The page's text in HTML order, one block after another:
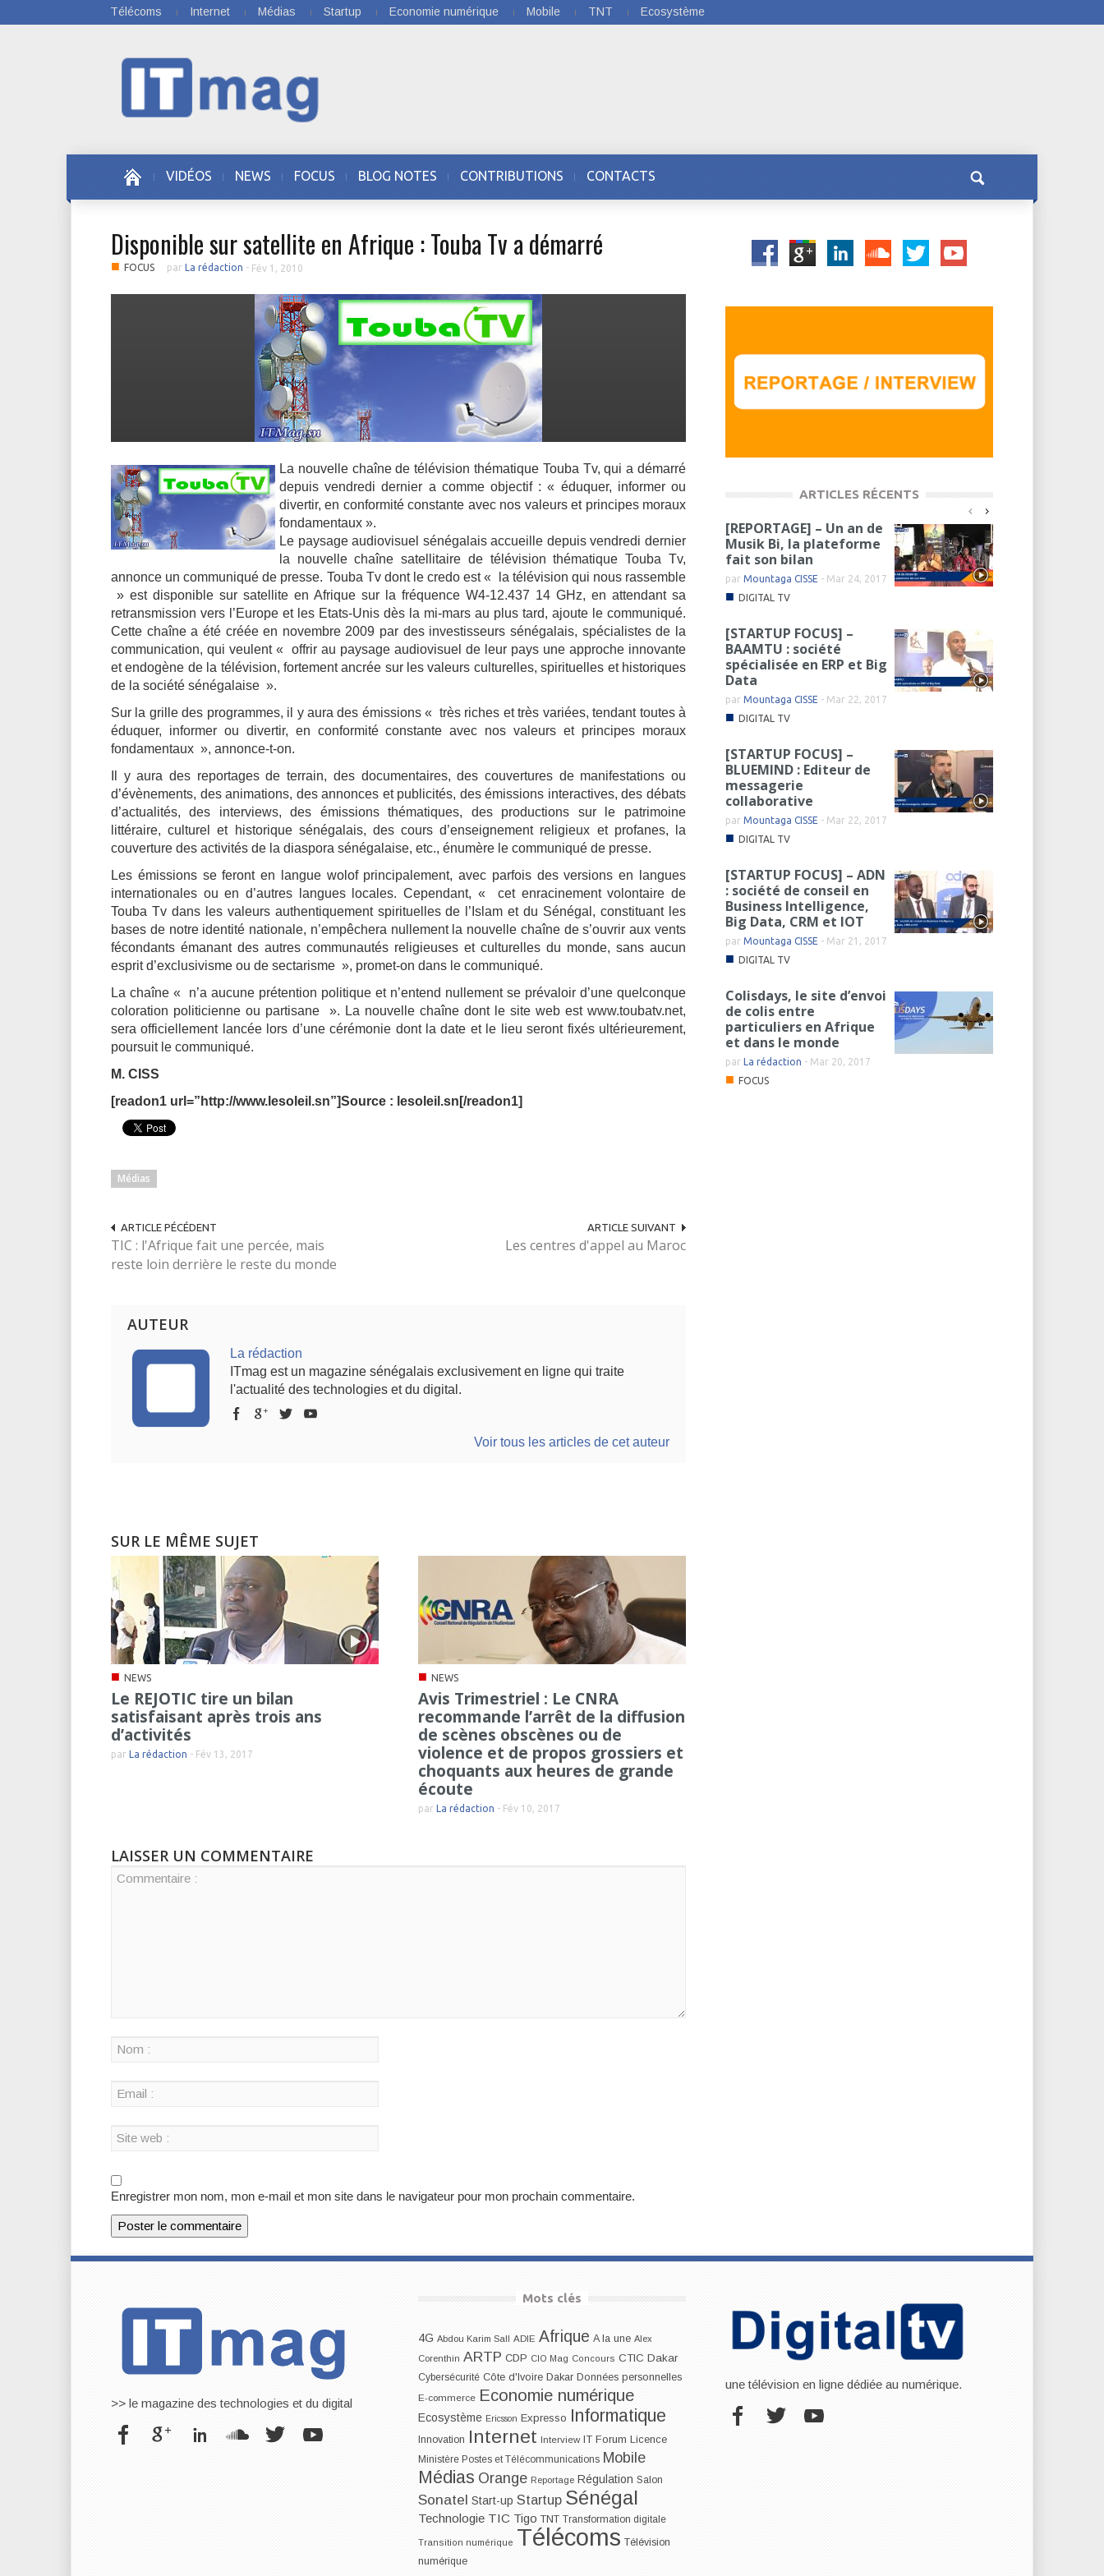
Télécoms Internet Médias Startup Economie numérique Mobile TNT Ecosystème
VIDÉOS NEWS FOCUS BLOG NOTES CONTRIBUTIONS CONTACTS
Disponible sur satellite en Afrique : Touba Tv a démarré
■ FOCUS par La rédaction - Fév 1, 2010
La nouvelle chaîne de télévision thématique Touba Tv, qui a démarré
depuis vendredi dernier a comme objectif : « éduquer, informer ou
divertir, en conformité constante avec nos valeurs et principes moraux
fondamentaux ».
Le paysage audiovisuel sénégalais accueille depuis vendredi dernier
la nouvelle chaîne satellitaire de télévision thématique Touba Tv,
annonce un communiqué de presse. Touba Tv dont le credo est « la télévision qui nous rassemble
» est disponible sur satellite en Afrique sur la fréquence W4-12.437 14 GHz, en attendant sa
retransmission vers l’Europe et les Etats-Unis dès la mi-mars au plus tard, ajoute le communiqué.
Cette chaîne a été créée en novembre 2009 par des investisseurs sénégalais, spécialistes de la
communication, qui veulent « offrir au paysage audiovisuel de leur pays une approche innovante
et endogène de la télévision, fortement ancrée sur les valeurs culturelles, spirituelles et historiques
de la société sénégalaise ».
Sur la grille des programmes, il y aura des émissions « très riches et très variées, tendant toutes à
éduquer, informer ou divertir, en conformité constante avec nos valeurs et principes moraux
fondamentaux », annonce-t-on.
Il y aura des reportages de terrain, des documentaires, des couvertures de manifestations ou
d’évènements, des animations, des annonces et publicités, des émissions interactives, des débats
d’actualités, des interviews, des émissions thématiques, des productions sur le patrimoine
littéraire, culturel et historique sénégalais, des cours d’enseignement religieux et profanes, la
couverture des activités de la diaspora sénégalaise, etc., énumère le communiqué de presse.
Les émissions se feront en langue wolof principalement, avec parfois des versions en langues
internationales ou en d’autres langues locales. Cependant, « cet enracinement volontaire de
Touba Tv dans les valeurs authentiquement spirituelles de l’Islam et du Sénégal, constituant les
bases de notre identité nationale, n’empêchera nullement la nouvelle chaîne de s’ouvrir aux vents
fécondants émanant des autres communautés religieuses et culturelles du monde, sans aucun
esprit d’exclusivisme ou de sectarisme », promet-on dans le communiqué.
La chaîne « n’a aucune prétention politique et n’entend nullement se prévaloir d’une quelconque
coloration politicienne ou partisane ». La nouvelle chaîne dont le site web est www.toubatv.net,
sera officiellement lancée lors d’une cérémonie dont la date et le lieu seront fixés ultérieurement,
poursuit le communiqué.
M. CISS
[readon1 url=”http://www.lesoleil.sn”]Source : lesoleil.sn[/readon1]
Médias
ARTICLE PÉCÉDENT
TIC : l'Afrique fait une percée, mais
reste loin derrière le reste du monde
ARTICLE SUIVANT
Les centres d'appel au Maroc
AUTEUR
La rédaction
ITmag est un magazine sénégalais exclusivement en ligne qui traite
l'actualité des technologies et du digital.
Voir tous les articles de cet auteur
SUR LE MÊME SUJET
■ NEWS
Le REJOTIC tire un bilan
satisfaisant après trois ans
d’activités
par La rédaction - Fév 13, 2017
■ NEWS
Avis Trimestriel : Le CNRA
recommande l’arrêt de la diffusion
de scènes obscènes ou de
violence et de propos grossiers et
choquants aux heures de grande
écoute
par La rédaction - Fév 10, 2017
LAISSER UN COMMENTAIRE
Enregistrer mon nom, mon e-mail et mon site dans le navigateur pour mon prochain commentaire.
ARTICLES RÉCENTS
[REPORTAGE] – Un an de
Musik Bi, la plateforme
fait son bilan
parMountaga CISSE - Mar 24, 2017
■ DIGITAL TV
[STARTUP FOCUS] –
BAAMTU : société
spécialisée en ERP et Big
Data
parMountaga CISSE - Mar 22, 2017
■ DIGITAL TV
[STARTUP FOCUS] –
BLUEMIND : Editeur de
messagerie
collaborative
parMountaga CISSE - Mar 22, 2017
■ DIGITAL TV
[STARTUP FOCUS] – ADN
: société de conseil en
Business Intelligence,
Big Data, CRM et IOT
parMountaga CISSE - Mar 21, 2017
■ DIGITAL TV
Colisdays, le site d’envoi
de colis entre
particuliers en Afrique
et dans le monde
parLa rédaction - Mar 20, 2017
■ FOCUS
>> le magazine des technologies et du digital
Mots clés
4G Abdou Karim Sall ADIE Afrique A la une Alex
Corenthin ARTP CDP CIO Mag Concours CTIC Dakar
Cybersécurité Côte d'Ivoire Dakar Données personnelles
E-commerce Economie numérique
Ecosystème Ericsson Expresso Informatique
Innovation Internet Interview IT Forum Licence
Ministère Postes et Télécommunications Mobile
Médias Orange Reportage Régulation Salon
Sonatel Start-up Startup Sénégal
Technologie TIC Tigo TNT Transformation digitale
Transition numérique Télécoms Télévision
numérique
une télévision en ligne dédiée au numérique.